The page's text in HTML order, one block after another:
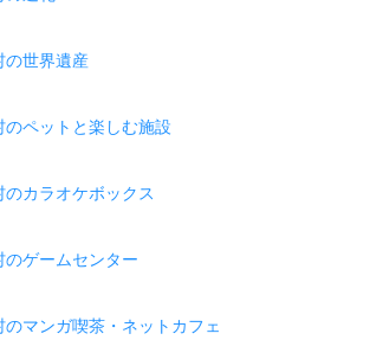
の世界遺産
のペットと楽しむ施設
カラオケボックス
のゲームセンター
マンガ喫茶・ネットカフェ